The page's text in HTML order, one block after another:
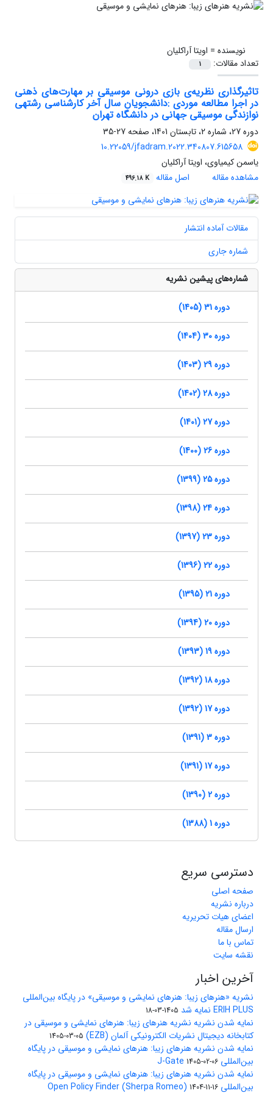
نویسنده = اویتا آراکلیان
تعداد مقالات:
1
تاثیر‌گذاری نظریه‌ی بازی درونی موسیقی بر مهارت‌های ذهنی
در اجرا مطالعه موردی :دانشجویان سال آخر کارشناسی رشتهی
نوازندگی موسیقی جهانی در دانشگاه تهران
دوره 27، شماره 2، تابستان 1401، صفحه
27-35
10.22059/jfadram.2022.340807.615658
یاسمن کیمیاوی، اویتا آراکلیان
مشاهده مقاله
اصل مقاله 496.18 K
مقالات آماده انتشار
شماره جاری
شماره‌های پیشین نشریه
دوره 31 (1405)
دوره 30 (1404)
دوره 29 (1403)
دوره 28 (1402)
دوره 27 (1401)
دوره 26 (1400)
دوره 25 (1399)
دوره 24 (1398)
دوره 23 (1397)
دوره 22 (1396)
دوره 21 (1395)
دوره 20 (1394)
دوره 19 (1393)
دوره 18 (1392)
دوره 17 (1392)
دوره 3 (1391)
دوره 17 (1391)
دوره 2 (1390)
دوره 1 (1388)
دسترسی سریع
صفحه اصلی
درباره نشریه
اعضای هیات تحریریه
ارسال مقاله
تماس با ما
نقشه سایت
آخرین اخبار
نشریه «هنرهای زیبا: هنرهای نمایشی و موسیقی» در پایگاه بین‌المللی
ERIH PLUS نمایه شد
1405-03-18
نمایه شدن نشریه نشریه هنرهای زیبا: هنرهای نمایشی و موسیقی در
کتابخانه دیجیتال نشریات الکترونیکی آلمان (EZB)
1405-03-05
نمایه شدن نشریه هنرهای زیبا: هنرهای نمایشی و موسیقی در پایگاه
بین‌المللی J-Gate 1405-02-06
نمایه شدن نشریه هنرهای زیبا: هنرهای نمایشی و موسیقی در پایگاه
بین‌المللی Open Policy Finder (Sherpa Romeo) 1404-11-16